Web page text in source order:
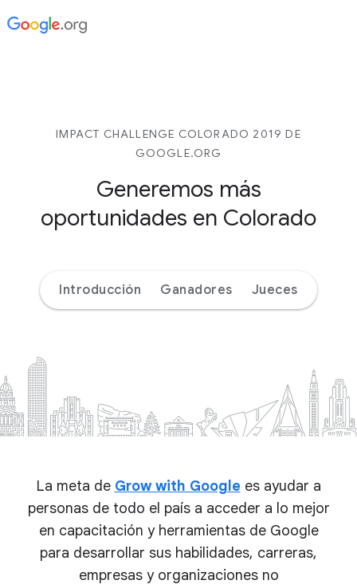
IMPACT CHALLENGE COLORADO 2019 DE
GOOGLE.ORG
Generemos más
oportunidades en Colorado
Introducción Ganadores Jueces
La meta de Grow with Google es ayudar a
personas de todo el país a acceder a lo mejor
en capacitación y herramientas de Google
para desarrollar sus habilidades, carreras,
empresas y organizaciones no